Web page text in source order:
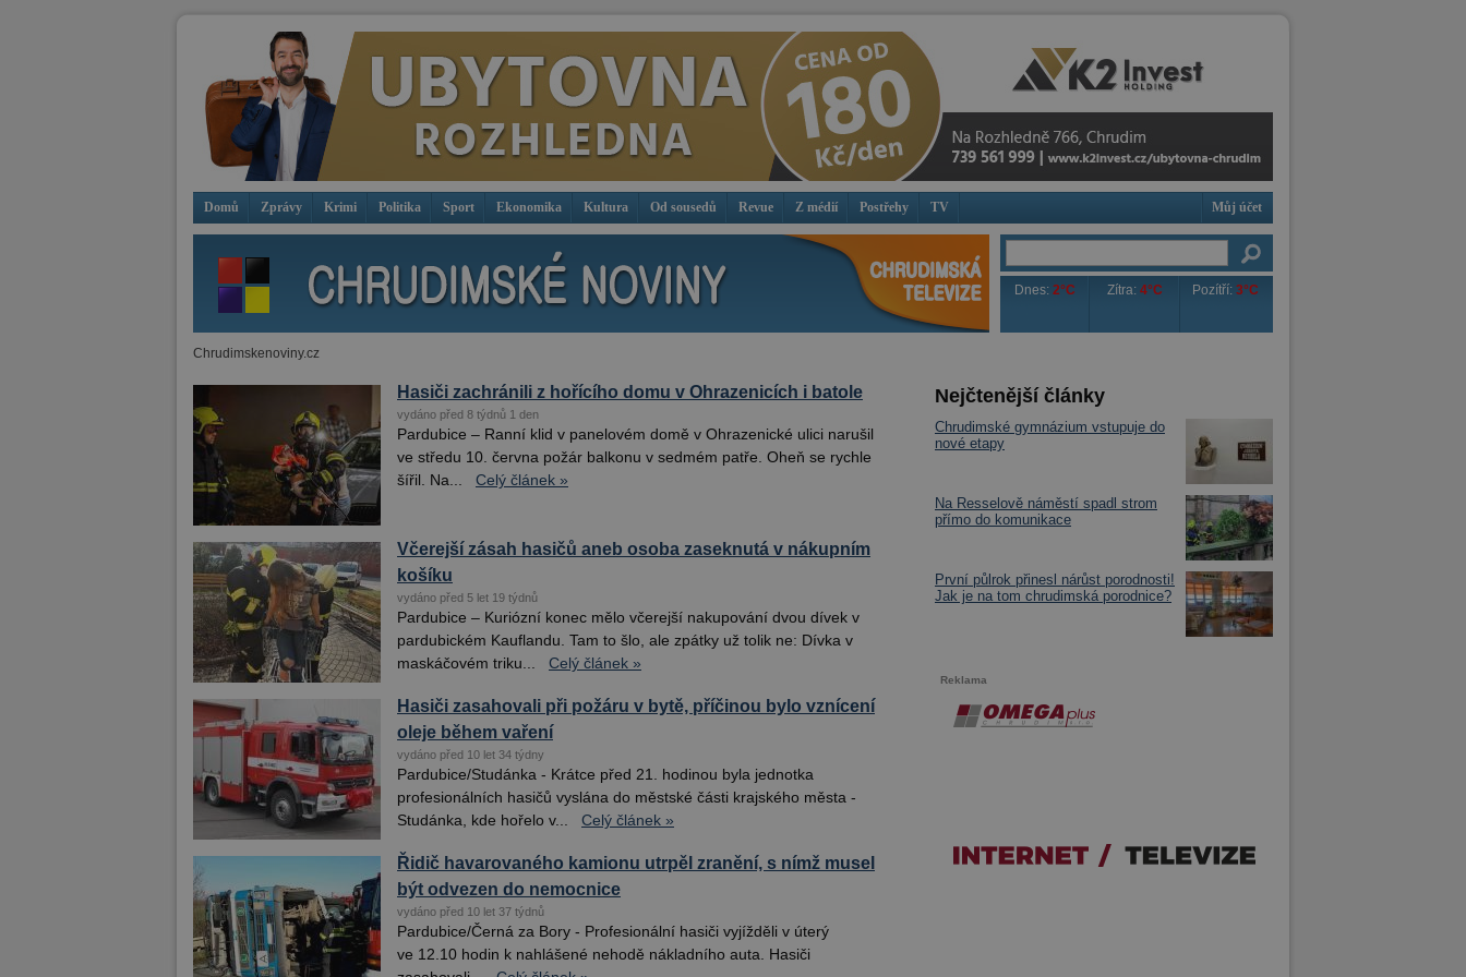
Domů Zprávy Krimi Politika Sport Ekonomika Kultura Od sousedů Revue Z médií Postřehy TV Můj účet
Dnes:2°C Zítra:4°C Pozítří: 3°C
Chrudimskenoviny.cz
Hasiči zachránili z hořícího domu v Ohrazenicích i batole
vydáno před 8 týdnů 1 den
Pardubice – Ranní klid v panelovém domě v Ohrazenické ulici narušil
ve středu 10. června požár balkonu v sedmém patře. Oheň se rychle
šířil. Na...
Celý článek »
Včerejší zásah hasičů aneb osoba zaseknutá v nákupním
košíku
vydáno před 5 let 19 týdnů
Pardubice – Kuriózní konec mělo včerejší nakupování dvou dívek v
pardubickém Kauflandu. Tam to šlo, ale zpátky už tolik ne: Dívka v
maskáčovém triku...
Celý článek »
Hasiči zasahovali při požáru v bytě, příčinou bylo vznícení
oleje během vaření
vydáno před 10 let 34 týdny
Pardubice/Studánka - Krátce před 21. hodinou byla jednotka
profesionálních hasičů vyslána do městské části krajského města -
Studánka, kde hořelo v...
Celý článek »
Řidič havarovaného kamionu utrpěl zranění, s nímž musel
být odvezen do nemocnice
vydáno před 10 let 37 týdnů
Pardubice/Černá za Bory - Profesionální hasiči vyjížděli v úterý
ve 12.10 hodin k nahlášené nehodě nákladního auta. Hasiči
Nejčtenější články
Chrudimské gymnázium vstupuje do
nové etapy
Na Resselově náměstí spadl strom
přímo do komunikace
První půlrok přinesl nárůst porodnosti!
Jak je na tom chrudimská porodnice?
Reklama